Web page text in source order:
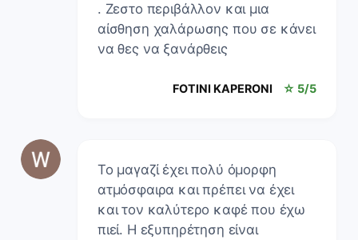
. Ζεστο περιβάλλον και μια
αίσθηση χαλάρωσης που σε κάνει
να θες να ξανάρθεις
FOTINI KAPERONI ☆ 5/5
Το μαγαζί έχει πολύ όμορφη
ατμόσφαιρα και πρέπει να έχει
και τον καλύτερο καφέ που έχω
πιεί. Η εξυπηρέτηση είναι